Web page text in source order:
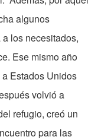
algunos
los necesitados,
Ese mismo año
Estados Unidos
volvió a
refugio, creó un
para las